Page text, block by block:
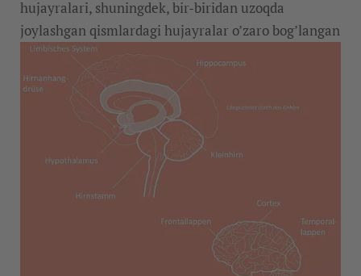
hujayralari, shuningdek, bir-biridan uzoqda
joylashgan qismlardagi hujayralar o’zaro bog’langan